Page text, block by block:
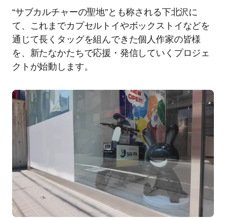
“サブカルチャーの聖地”とも称される下北沢に
て、これまでカプセルトイやボックストイなどを
通じて長くタッグを組んできた個人作家の皆様
を、新たなかたちで応援・発信していくプロジェ
クトが始動します。